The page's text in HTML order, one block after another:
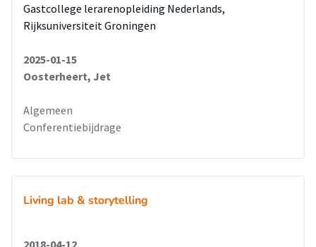
Gastcollege lerarenopleiding Nederlands,
Rijksuniversiteit Groningen
2025-01-15
Oosterheert, Jet
Algemeen
Conferentiebijdrage
Living lab & storytelling
2018-04-12